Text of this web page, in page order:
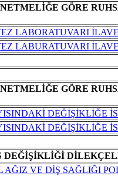
GÖRE
LABORATUVARI
LABURATUVARI
GÖRE
DEĞİŞİKLİĞE
DEĞİŞİKLİĞE
DEĞİŞİKLİĞİ
VE DİŞ SAĞLIĞI